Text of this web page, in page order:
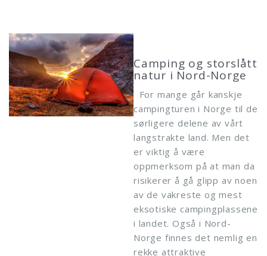
Camping og storslått
natur i Nord-Norge
For mange går kanskje
campingturen i Norge til de
sørligere delene av vårt
langstrakte land. Men det
er viktig å være
oppmerksom på at man da
risikerer å gå glipp av noen
av de vakreste og mest
eksotiske campingplassene
i landet. Også i Nord-
Norge finnes det nemlig en
rekke attraktive